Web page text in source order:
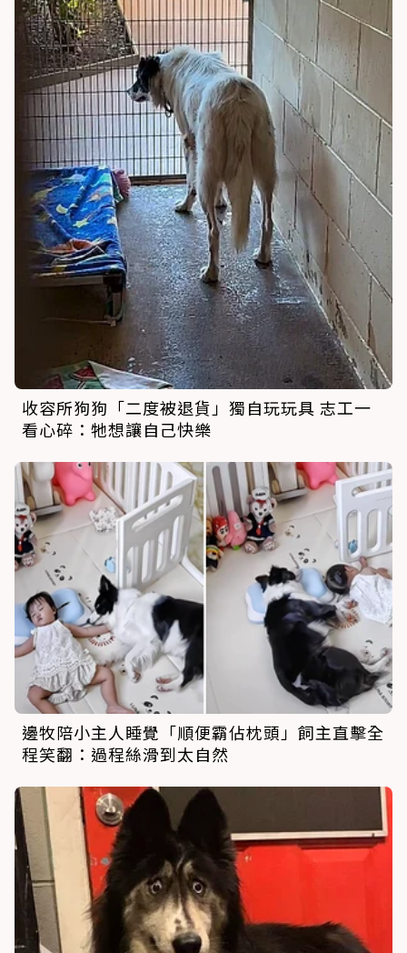
收容所狗狗「二度被退貨」獨自玩玩具 志工一
看心碎：牠想讓自己快樂
邊牧陪小主人睡覺「順便霸佔枕頭」飼主直擊全
程笑翻：過程絲滑到太自然